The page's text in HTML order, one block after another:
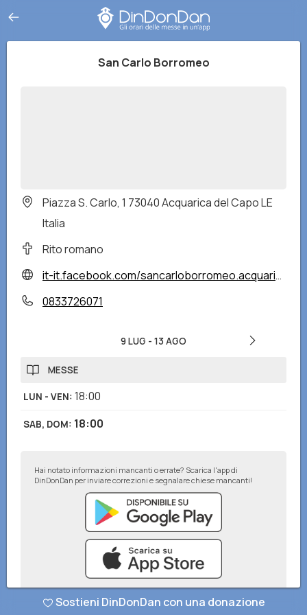
San Carlo Borromeo
Piazza S. Carlo, 1 73040 Acquarica del Capo LE
Italia
Rito romano
it-it.facebook.com/sancarloborromeo.acquarica/
0833726071
9 LUG - 13 AGO
MESSE
LUN - VEN: 18:00
SAB, DOM: 18:00
Hai notato informazioni mancanti o errate? Scarica l'app di
DinDonDan per inviare correzioni e segnalare chiese mancanti!
Sostieni DinDonDan con una donazione